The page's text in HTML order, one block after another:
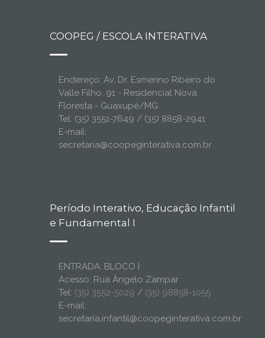
COOPEG / ESCOLA INTERATIVA
Endereço: Av. Dr. Esmerino Ribeiro do
Valle Filho, 91 - Residencial Nova
Floresta - Guaxupé/MG
Tel: (35) 3551-7649 / (35) 8858-2941
E-mail:
secretaria@coopeginterativa.com.br
Período Interativo, Educação Infantil
e Fundamental I
ENTRADA: BLOCO I
Acesso: Rua Ângelo Zampar
Tel: (35) 3552-5029 / (35) 98858-1055
E-mail:
secretaria.infantil@coopeginterativa.com.br